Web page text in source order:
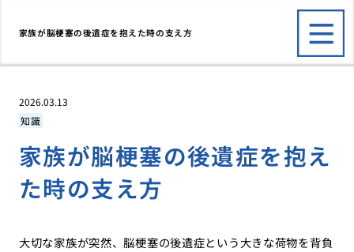
家族が脳梗塞の後遺症を抱えた時の支え方
2026.03.13
知識
家族が脳梗塞の後遺症を抱え
た時の支え方
大切な家族が突然、脳梗塞の後遺症という大きな荷物を背負